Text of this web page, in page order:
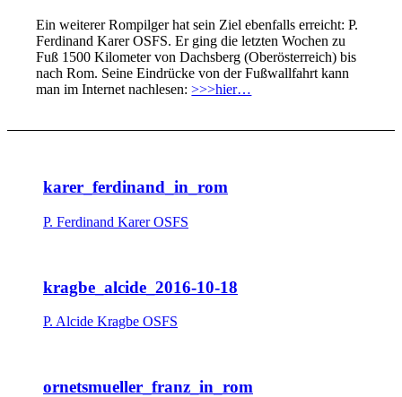
Ein weiterer Rompilger hat sein Ziel ebenfalls erreicht: P.
Ferdinand Karer OSFS. Er ging die letzten Wochen zu
Fuß 1500 Kilometer von Dachsberg (Oberösterreich) bis
nach Rom. Seine Eindrücke von der Fußwallfahrt kann
man im Internet nachlesen:>>>hier…
karer_ferdinand_in_rom
P. Ferdinand Karer OSFS
kragbe_alcide_2016-10-18
P. Alcide Kragbe OSFS
ornetsmueller_franz_in_rom